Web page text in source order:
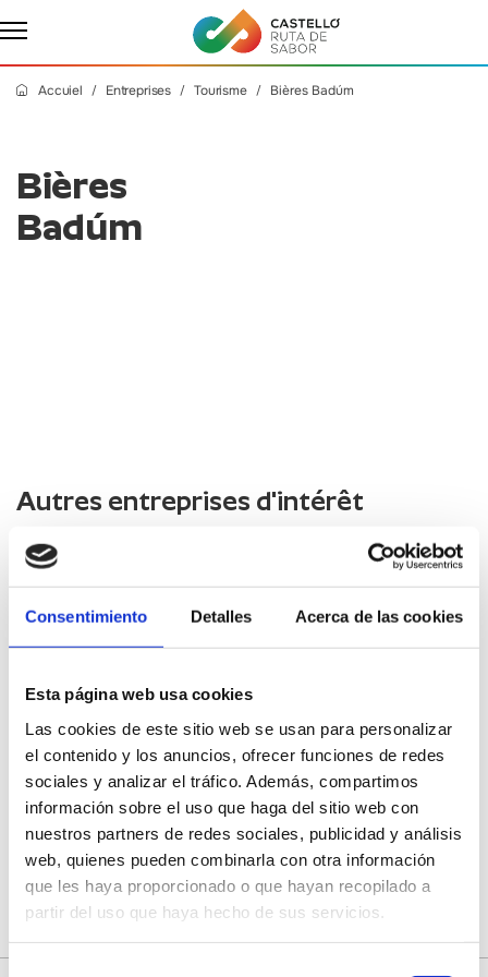
Consentimiento Detalles Acerca de las cookies
Esta página web usa cookies
Las cookies de este sitio web se usan para personalizar
el contenido y los anuncios, ofrecer funciones de redes
sociales y analizar el tráfico. Además, compartimos
información sobre el uso que haga del sitio web con
nuestros partners de redes sociales, publicidad y análisis
web, quienes pueden combinarla con otra información
que les haya proporcionado o que hayan recopilado a
partir del uso que haya hecho de sus servicios.
Accuiel Entreprises Tourisme Bières Badúm
Bières
Badúm
Autres entreprises d'intérêt
Kunst Rustikaler Ländlicher
Agricultural Cooperative San Isidro
Soneja City Council
Restaurant Anubo